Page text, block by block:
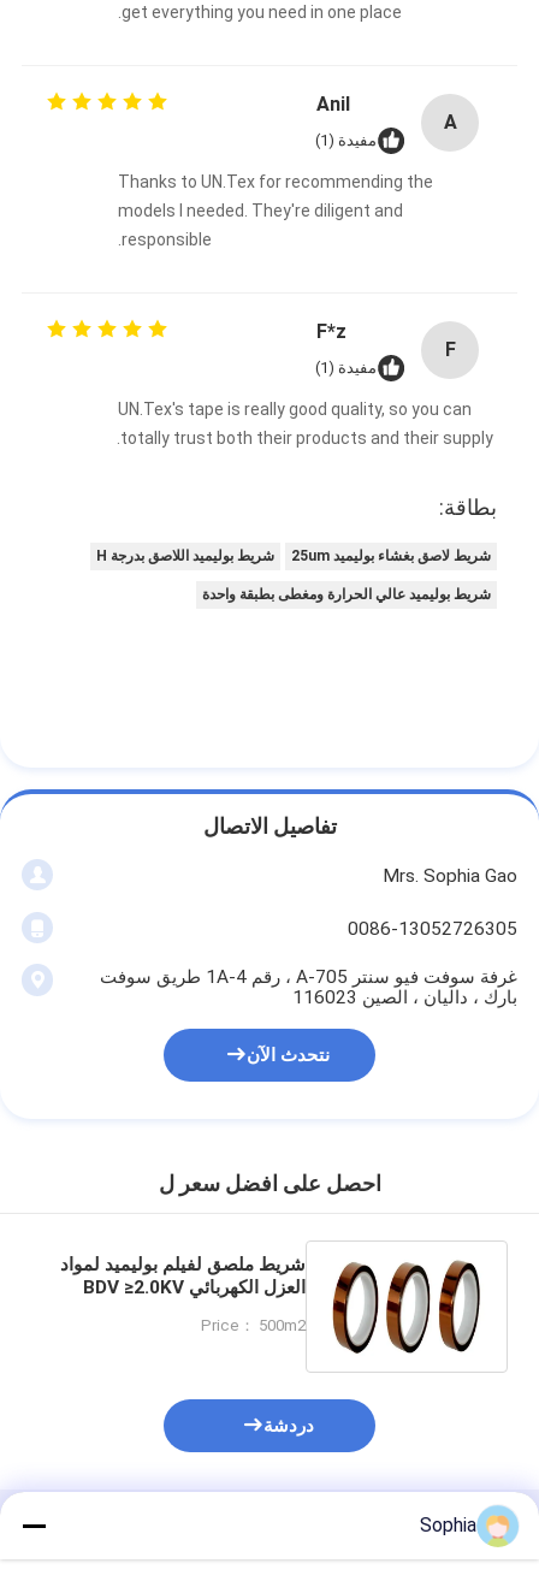
get everything you need in one place.
A
Anil
مفيدة (1)
Thanks to UN.Tex for recommending the
models I needed. They're diligent and
responsible.
F
F*z
مفيدة (1)
UN.Tex's tape is really good quality, so you can
totally trust both their products and their supply.
بطاقة:
شريط لاصق بغشاء بوليميد 25um شريط بوليميد اللاصق بدرجة H
شريط بوليميد عالي الحرارة ومغطى بطبقة واحدة
تفاصيل الاتصال
Mrs. Sophia Gao
0086-13052726305
غرفة سوفت فيو سنتر A-705 ، رقم 1A-4 طريق سوفت
بارك ، داليان ، الصين 116023
نتحدث الآن
احصل على افضل سعر ل
شريط ملصق لفيلم بوليميد لمواد
العزل الكهربائي BDV ≥2.0KV
الأمد
Price： 500m2
دردشة
المنتجات الموصى بها
Sophia